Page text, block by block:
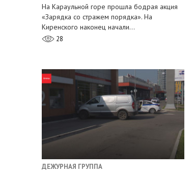
На Караульной горе прошла бодрая акция
«Зарядка со стражем порядка». На
Киренского наконец начали…
28
ДЕЖУРНАЯ ГРУППА